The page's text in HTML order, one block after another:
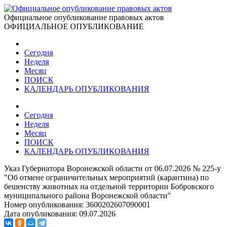
Официальное опубликование правовых актов
ОФИЦИАЛЬНОЕ ОПУБЛИКОВАНИЕ
Сегодня
Неделя
Месяц
ПОИСК
КАЛЕНДАРЬ ОПУБЛИКОВАНИЯ
Сегодня
Неделя
Месяц
ПОИСК
КАЛЕНДАРЬ ОПУБЛИКОВАНИЯ
Указ Губернатора Воронежской области от 06.07.2026 № 225-у
"Об отмене ограничительных мероприятий (карантина) по
бешенству животных на отдельной территории Бобровского
муниципального района Воронежской области"
Номер опубликования: 3600202607090001
Дата опубликования: 09.07.2026